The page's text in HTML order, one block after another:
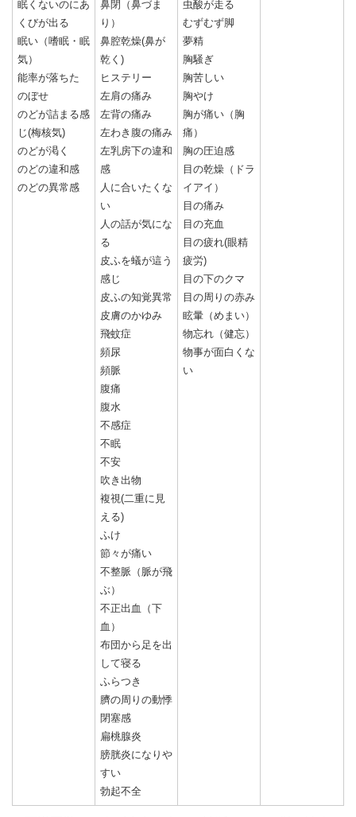
眠くないのにあ
くびが出る
眠い（嗜眠・眠
気）
能率が落ちた
のぼせ
のどが詰まる感
じ(梅核気)
のどが渇く
のどの違和感
のどの異常感
鼻閉（鼻づま
り）
鼻腔乾燥(鼻が
乾く)
ヒステリー
左肩の痛み
左背の痛み
左わき腹の痛み
左乳房下の違和
感
人に合いたくな
い
人の話が気にな
る
皮ふを蟻が這う
感じ
皮ふの知覚異常
皮膚のかゆみ
飛蚊症
頻尿
頻脈
腹痛
腹水
不感症
不眠
不安
吹き出物
複視(二重に見
える)
ふけ
節々が痛い
不整脈（脈が飛
ぶ）
不正出血（下
血）
布団から足を出
して寝る
ふらつき
臍の周りの動悸
閉塞感
扁桃腺炎
膀胱炎になりや
すい
勃起不全
虫酸が走る
むずむず脚
夢精
胸騒ぎ
胸苦しい
胸やけ
胸が痛い（胸
痛）
胸の圧迫感
目の乾燥（ドラ
イアイ）
目の痛み
目の充血
目の疲れ(眼精
疲労)
目の下のクマ
目の周りの赤み
眩暈（めまい）
物忘れ（健忘）
物事が面白くな
い